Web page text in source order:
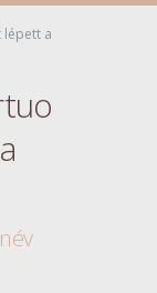
lépett a